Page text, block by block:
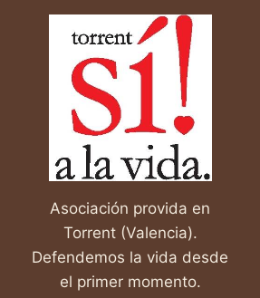
TE
CUENTAN
SOBRE
EL
ABORTO
EN
CASOS
DE
Asociación provida en
Torrent (Valencia).
Defendemos la vida desde
el primer momento.